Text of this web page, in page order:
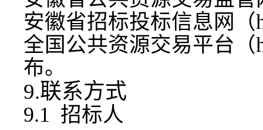
安徽省招标投标信息网（
全国公共资源交易平台（
布。
9.联系方式
9.1 招标人